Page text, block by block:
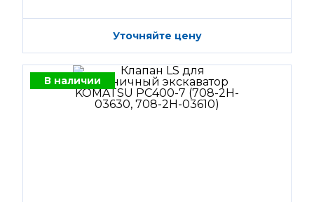
Уточняйте цену
В наличии